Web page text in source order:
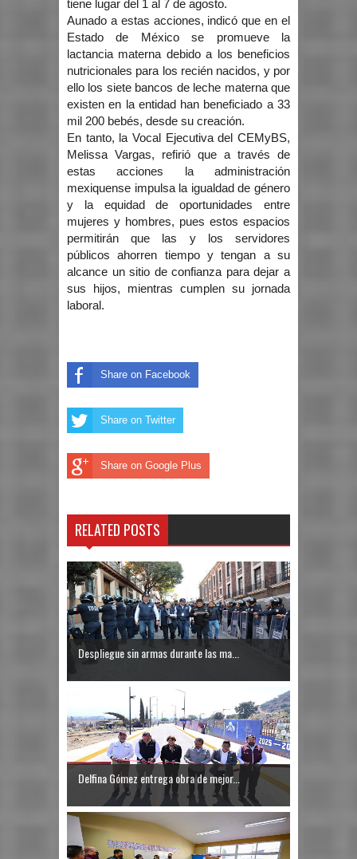
tiene lugar del 1 al 7 de agosto.
Aunado a estas acciones, indicó que en el
Estado de México se promueve la
lactancia materna debido a los beneficios
nutricionales para los recién nacidos, y por
ello los siete bancos de leche materna que
existen en la entidad han beneficiado a 33
mil 200 bebés, desde su creación.
En tanto, la Vocal Ejecutiva del CEMyBS,
Melissa Vargas, refirió que a través de
estas acciones la administración
mexiquense impulsa la igualdad de género
y la equidad de oportunidades entre
mujeres y hombres, pues estos espacios
permitirán que las y los servidores
públicos ahorren tiempo y tengan a su
alcance un sitio de confianza para dejar a
sus hijos, mientras cumplen su jornada
laboral.
Share on Facebook
Share on Twitter
Share on Google Plus
RELATED POSTS
Despliegue sin armas durante las ma...
Delfina Gómez entrega obra de mejor...